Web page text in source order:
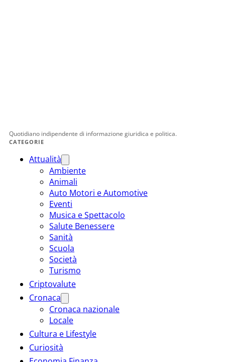
Quotidiano indipendente di informazione giuridica e politica.
CATEGORIE
Attualità
Ambiente
Animali
Auto Motori e Automotive
Eventi
Musica e Spettacolo
Salute Benessere
Sanità
Scuola
Società
Turismo
Criptovalute
Cronaca
Cronaca nazionale
Locale
Cultura e Lifestyle
Curiosità